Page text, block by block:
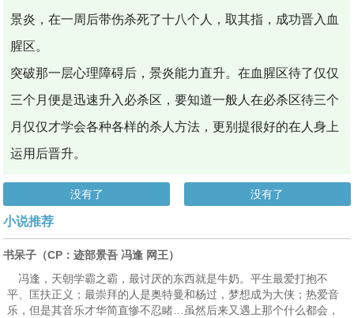
景炎，在一周后带伤杀死了十八个人，取其指，成功晋入血
腥区。
突破那一层心理障碍后，景炎能力直升。在血腥区待了仅仅
三个月便是迅速升入必杀区，要知道一般人在必杀区待三个
月仅仅才学会各种各样的杀人方法，更别提很好的在人身上
运用后晋升。
没有了 没有了
小说推荐
书呆子（CP：迹部景吾 冯逢 网王）
冯逢，天朝学霸之霸，最讨厌的东西就是牛奶。平生最爱打抱不
平、匡扶正义；最崇拜的人是奥特曼和杨过，梦想成为大侠；热爱音
乐，但是其音乐才华简直惨不忍睹…虽然后来又遇上那个什么都会，